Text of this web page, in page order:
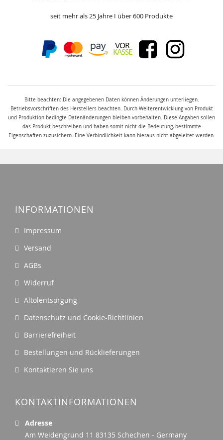
seit mehr als 25 Jahre I über 600 Produkte
Bitte beachten: Die angegebenen Daten können Änderungen unterliegen.
Betriebsvorschriften des Herstellers beachten. Durch Weiterentwicklung von Produkt
und Produktion bedingte Datenänderungen bleiben vorbehalten. Diese Angaben sollen
das Produkt beschreiben und haben somit nicht die Bedeutung, bestimmte
Eigenschaften zuzusichern. Eine Verbindlichkeit kann hieraus nicht abgeleitet werden.
INFORMATIONEN
Impressum
Versand
AGBs
Widerruf
Altölentsorgung
Datenschutz und Cookie-Richtlinien
Barrierefreiheit
Bestellungen und Rücklieferungen
Kontaktieren Sie uns
KONTAKTINFORMATIONEN
Adresse
Am Weidengrund 11 83135 Schechen - Germany